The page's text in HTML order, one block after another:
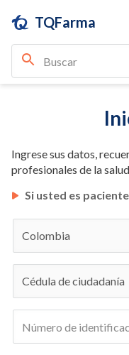
TQFarma
Ingrese sus datos,
profesionales de la salud
Si usted es